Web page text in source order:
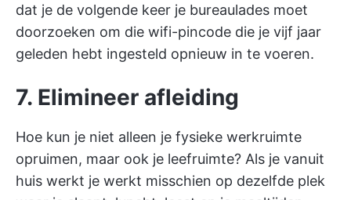
dat je de volgende keer je bureaulades moet
doorzoeken om die wifi-pincode die je vijf jaar
geleden hebt ingesteld opnieuw in te voeren.
7. Elimineer afleiding
Hoe kun je niet alleen je fysieke werkruimte
opruimen, maar ook je leefruimte? Als je vanuit
huis werkt je werkt misschien op dezelfde plek